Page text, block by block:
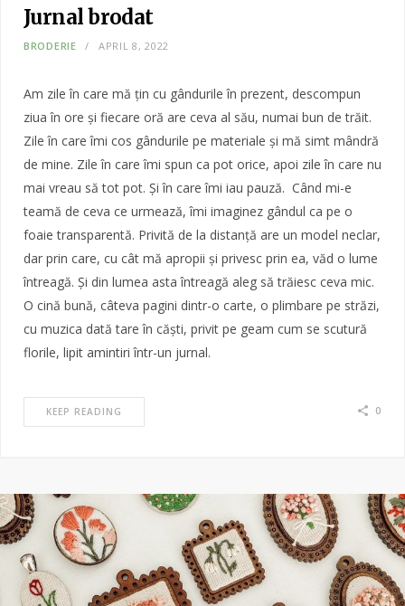
Jurnal brodat
BRODERIE APRIL 8, 2022
Am zile în care mă țin cu gândurile în prezent, descompun
ziua în ore și fiecare oră are ceva al său, numai bun de trăit.
Zile în care îmi cos gândurile pe materiale și mă simt mândră
de mine. Zile în care îmi spun ca pot orice, apoi zile în care nu
mai vreau să tot pot. Și în care îmi iau pauză. Când mi-e
teamă de ceva ce urmează, îmi imaginez gândul ca pe o
foaie transparentă. Privită de la distanță are un model neclar,
dar prin care, cu cât mă apropii și privesc prin ea, văd o lume
întreagă. Și din lumea asta întreagă aleg să trăiesc ceva mic.
O cină bună, câteva pagini dintr-o carte, o plimbare pe străzi,
cu muzica dată tare în căști, privit pe geam cum se scutură
florile, lipit amintiri într-un jurnal.
KEEP READING 0